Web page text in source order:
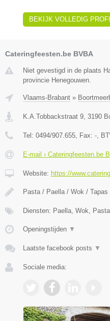
BEKIJK VOLLEDIG
Cateringfeesten.be BVBA
Niet gevestigd in de plaats
provincie Henegouwen.
Vlaams-Brabant »
K.A.Tobbackstraat 9 3190
Tel: 0494/907.655 , Fax: - ,
E-mail › Cateringfeesten.be
Website: https://
Pasta / Paella / Wok / Tapas
Diensten: Paella, Wok,
Openingstijden ▼
Laatste facebook posts ▼
Sociale media: